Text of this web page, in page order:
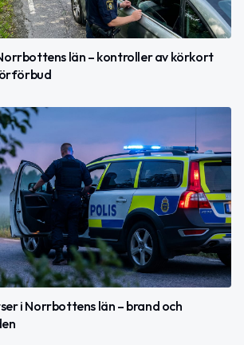
län – kontroller av körkort
i Norrbottens län – brand och